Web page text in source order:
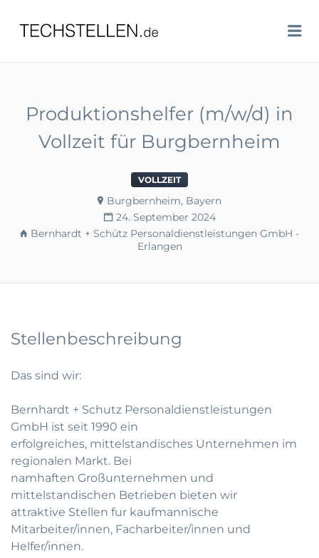
TECHSTELLEN.DE
Produktionshelfer (m/w/d) in
Vollzeit für Burgbernheim
VOLLZEIT
Burgbernheim, Bayern
24. September 2024
Bernhardt + Schütz Personaldienstleistungen GmbH -
Erlangen
Stellenbeschreibung
Das sind wir:
Bernhardt + Schutz Personaldienstleistungen
GmbH ist seit 1990 ein
erfolgreiches, mittelstandisches Unternehmen im
regionalen Markt. Bei
namhaften Großunternehmen und
mittelstandischen Betrieben bieten wir
attraktive Stellen fur kaufmannische
Mitarbeiter/innen, Facharbeiter/innen und
Helfer/innen.